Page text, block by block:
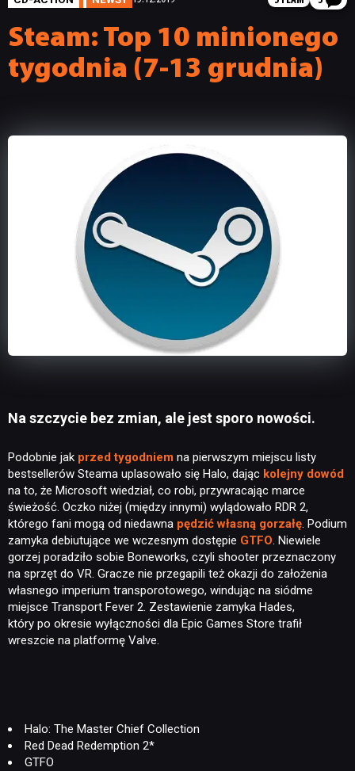
Steam: Top 10 minionego
tygodnia (7-13 grudnia)
Na szczycie bez zmian, ale jest sporo nowości.
Podobnie jak przed tygodniem na pierwszym miejscu listy
bestsellerów Steama uplasowało się Halo, dając kolejny dowód
na to, że Microsoft wiedział, co robi, przywracając marce
świeżość. Oczko niżej (między innymi) wylądowało RDR 2,
którego fani mogą od niedawna pędzić własną gorzałę. Podium
zamyka debiutujące we wczesnym dostępie GTFO. Niewiele
gorzej poradziło sobie Boneworks, czyli shooter przeznaczony
na sprzęt do VR. Gracze nie przegapili też okazji do założenia
własnego imperium transporotowego, windując na siódme
miejsce Transport Fever 2. Zestawienie zamyka Hades,
który po okresie wyłączności dla Epic Games Store trafił
wreszcie na platformę Valve.
Halo: The Master Chief Collection
Red Dead Redemption 2*
GTFO